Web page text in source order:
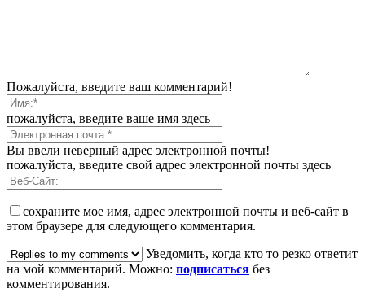
Пожалуйста, введите ваш комментарий!
пожалуйста, введите ваше имя здесь
Вы ввели неверный адрес электронной почты!
пожалуйста, введите свой адрес электронной почты здесь
сохраните мое имя, адрес электронной почты и веб-сайт в
этом браузере для следующего комментария.
Уведомить, когда кто то резко ответит
на мой комментарий. Можно: подписаться без
комментирования.